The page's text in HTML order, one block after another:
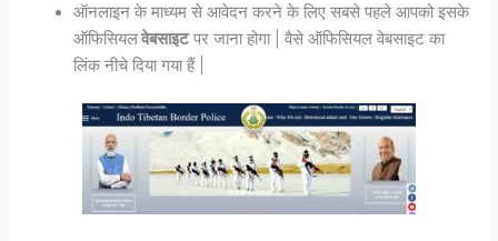
ऑनलाइन के माध्यम से आवेदन करने के लिए सबसे पहले आपको इसके
ऑफिसियलवेबसाइटपर जाना होगा | वैसे ऑफिसियल वेबसाइट का
लिंक नीचे दिया गया हैं |